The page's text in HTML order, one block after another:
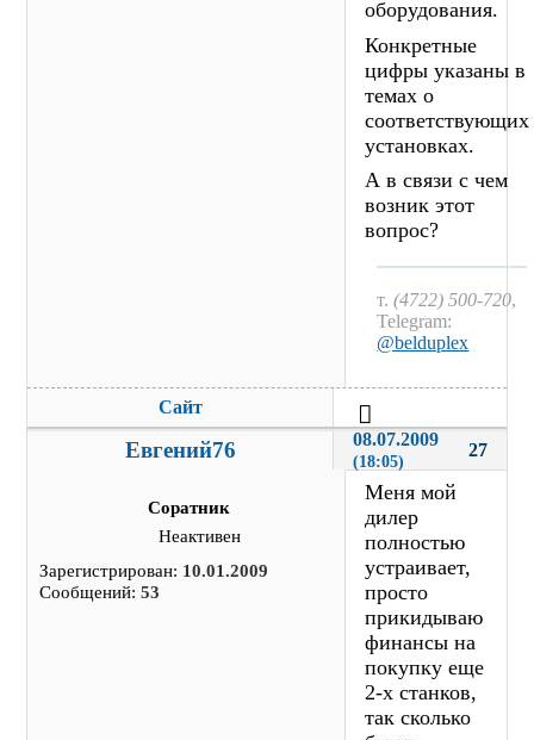
оборудования.
Конкретные
цифры указаны в
темах о
соответствующих
установках.
А в связи с чем
возник этот
вопрос?
т.(4722) 500-720,
Telegram:
@belduplex
Сайт
27
Евгений76 08.07.2009
(18:05)
Соратник
Неактивен
Зарегистрирован: 10.01.2009
Сообщений:53
Меня мой
дилер
полностью
устраивает,
просто
прикидываю
финансы на
покупку еще
2-х станков,
так сколько